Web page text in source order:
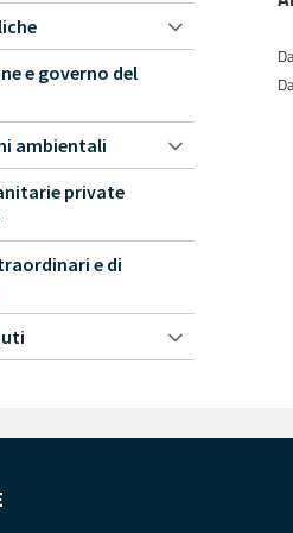
e governo del
ambientali
private
e di